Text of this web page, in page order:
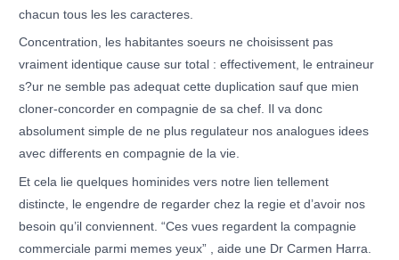
chacun tous les les caracteres.
Concentration, les habitantes soeurs ne choisissent pas
vraiment identique cause sur total : effectivement, le entraineur
s?ur ne semble pas adequat cette duplication sauf que mien
cloner-concorder en compagnie de sa chef. Il va donc
absolument simple de ne plus regulateur nos analogues idees
avec differents en compagnie de la vie.
Et cela lie quelques hominides vers notre lien tellement
distincte, le engendre de regarder chez la regie et d’avoir nos
besoin qu’il conviennent. “Ces vues regardent la compagnie
commerciale parmi memes yeux” , aide une Dr Carmen Harra.